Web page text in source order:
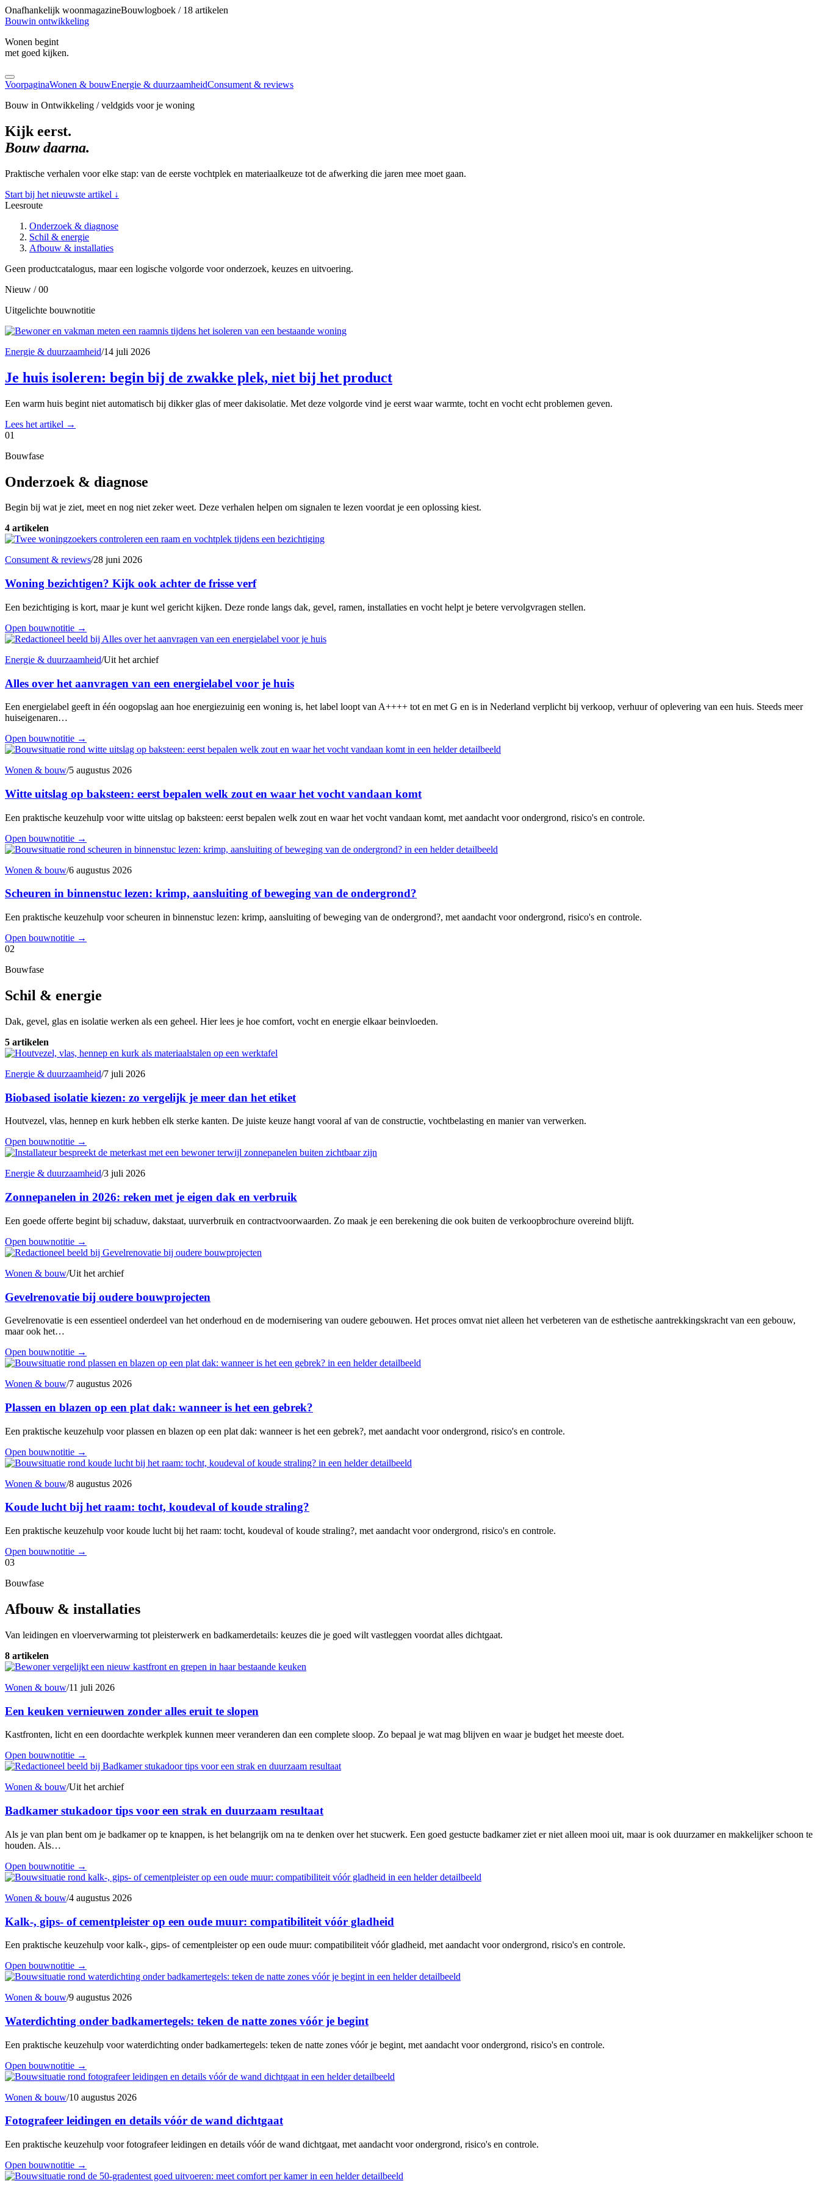
Onafhankelijk woonmagazineBouwlogboek / 18 artikelen
Bouwin ontwikkeling
Wonen begint
met goed kijken.
VoorpaginaWonen & bouwEnergie & duurzaamheidConsument & reviews
Bouw in Ontwikkeling / veldgids voor je woning
Kijk eerst.
Bouw daarna.
Praktische verhalen voor elke stap: van de eerste vochtplek en materiaalkeuze tot de afwerking die jaren mee moet gaan.
Start bij het nieuwste artikel ↓
Leesroute
Onderzoek & diagnose
Schil & energie
Afbouw & installaties
Geen productcatalogus, maar een logische volgorde voor onderzoek, keuzes en uitvoering.
Nieuw / 00
Uitgelichte bouwnotitie
Energie & duurzaamheid/14 juli 2026
Je huis isoleren: begin bij de zwakke plek, niet bij het product
Een warm huis begint niet automatisch bij dikker glas of meer dakisolatie. Met deze volgorde vind je eerst waar warmte, tocht en vocht echt problemen geven.
Lees het artikel →
01
Bouwfase
Onderzoek & diagnose
Begin bij wat je ziet, meet en nog niet zeker weet. Deze verhalen helpen om signalen te lezen voordat je een oplossing kiest.
4 artikelen
Consument & reviews/28 juni 2026
Woning bezichtigen? Kijk ook achter de frisse verf
Een bezichtiging is kort, maar je kunt wel gericht kijken. Deze ronde langs dak, gevel, ramen, installaties en vocht helpt je betere vervolgvragen stellen.
Open bouwnotitie →
Energie & duurzaamheid/Uit het archief
Alles over het aanvragen van een energielabel voor je huis
Een energielabel geeft in één oogopslag aan hoe energiezuinig een woning is, het label loopt van A++++ tot en met G en is in Nederland verplicht bij verkoop, verhuur of oplevering van een huis. Steeds meer
huiseigenaren…
Open bouwnotitie →
Wonen & bouw/5 augustus 2026
Witte uitslag op baksteen: eerst bepalen welk zout en waar het vocht vandaan komt
Een praktische keuzehulp voor witte uitslag op baksteen: eerst bepalen welk zout en waar het vocht vandaan komt, met aandacht voor ondergrond, risico's en controle.
Open bouwnotitie →
Wonen & bouw/6 augustus 2026
Scheuren in binnenstuc lezen: krimp, aansluiting of beweging van de ondergrond?
Een praktische keuzehulp voor scheuren in binnenstuc lezen: krimp, aansluiting of beweging van de ondergrond?, met aandacht voor ondergrond, risico's en controle.
Open bouwnotitie →
02
Bouwfase
Schil & energie
Dak, gevel, glas en isolatie werken als een geheel. Hier lees je hoe comfort, vocht en energie elkaar beinvloeden.
5 artikelen
Energie & duurzaamheid/7 juli 2026
Biobased isolatie kiezen: zo vergelijk je meer dan het etiket
Houtvezel, vlas, hennep en kurk hebben elk sterke kanten. De juiste keuze hangt vooral af van de constructie, vochtbelasting en manier van verwerken.
Open bouwnotitie →
Energie & duurzaamheid/3 juli 2026
Zonnepanelen in 2026: reken met je eigen dak en verbruik
Een goede offerte begint bij schaduw, dakstaat, uurverbruik en contractvoorwaarden. Zo maak je een berekening die ook buiten de verkoopbrochure overeind blijft.
Open bouwnotitie →
Wonen & bouw/Uit het archief
Gevelrenovatie bij oudere bouwprojecten
Gevelrenovatie is een essentieel onderdeel van het onderhoud en de modernisering van oudere gebouwen. Het proces omvat niet alleen het verbeteren van de esthetische aantrekkingskracht van een gebouw,
maar ook het…
Open bouwnotitie →
Wonen & bouw/7 augustus 2026
Plassen en blazen op een plat dak: wanneer is het een gebrek?
Een praktische keuzehulp voor plassen en blazen op een plat dak: wanneer is het een gebrek?, met aandacht voor ondergrond, risico's en controle.
Open bouwnotitie →
Wonen & bouw/8 augustus 2026
Koude lucht bij het raam: tocht, koudeval of koude straling?
Een praktische keuzehulp voor koude lucht bij het raam: tocht, koudeval of koude straling?, met aandacht voor ondergrond, risico's en controle.
Open bouwnotitie →
03
Bouwfase
Afbouw & installaties
Van leidingen en vloerverwarming tot pleisterwerk en badkamerdetails: keuzes die je goed wilt vastleggen voordat alles dichtgaat.
8 artikelen
Wonen & bouw/11 juli 2026
Een keuken vernieuwen zonder alles eruit te slopen
Kastfronten, licht en een doordachte werkplek kunnen meer veranderen dan een complete sloop. Zo bepaal je wat mag blijven en waar je budget het meeste doet.
Open bouwnotitie →
Wonen & bouw/Uit het archief
Badkamer stukadoor tips voor een strak en duurzaam resultaat
Als je van plan bent om je badkamer op te knappen, is het belangrijk om na te denken over het stucwerk. Een goed gestucte badkamer ziet er niet alleen mooi uit, maar is ook duurzamer en makkelijker schoon te
houden. Als…
Open bouwnotitie →
Wonen & bouw/4 augustus 2026
Kalk-, gips- of cementpleister op een oude muur: compatibiliteit vóór gladheid
Een praktische keuzehulp voor kalk-, gips- of cementpleister op een oude muur: compatibiliteit vóór gladheid, met aandacht voor ondergrond, risico's en controle.
Open bouwnotitie →
Wonen & bouw/9 augustus 2026
Waterdichting onder badkamertegels: teken de natte zones vóór je begint
Een praktische keuzehulp voor waterdichting onder badkamertegels: teken de natte zones vóór je begint, met aandacht voor ondergrond, risico's en controle.
Open bouwnotitie →
Wonen & bouw/10 augustus 2026
Fotografeer leidingen en details vóór de wand dichtgaat
Een praktische keuzehulp voor fotografeer leidingen en details vóór de wand dichtgaat, met aandacht voor ondergrond, risico's en controle.
Open bouwnotitie →